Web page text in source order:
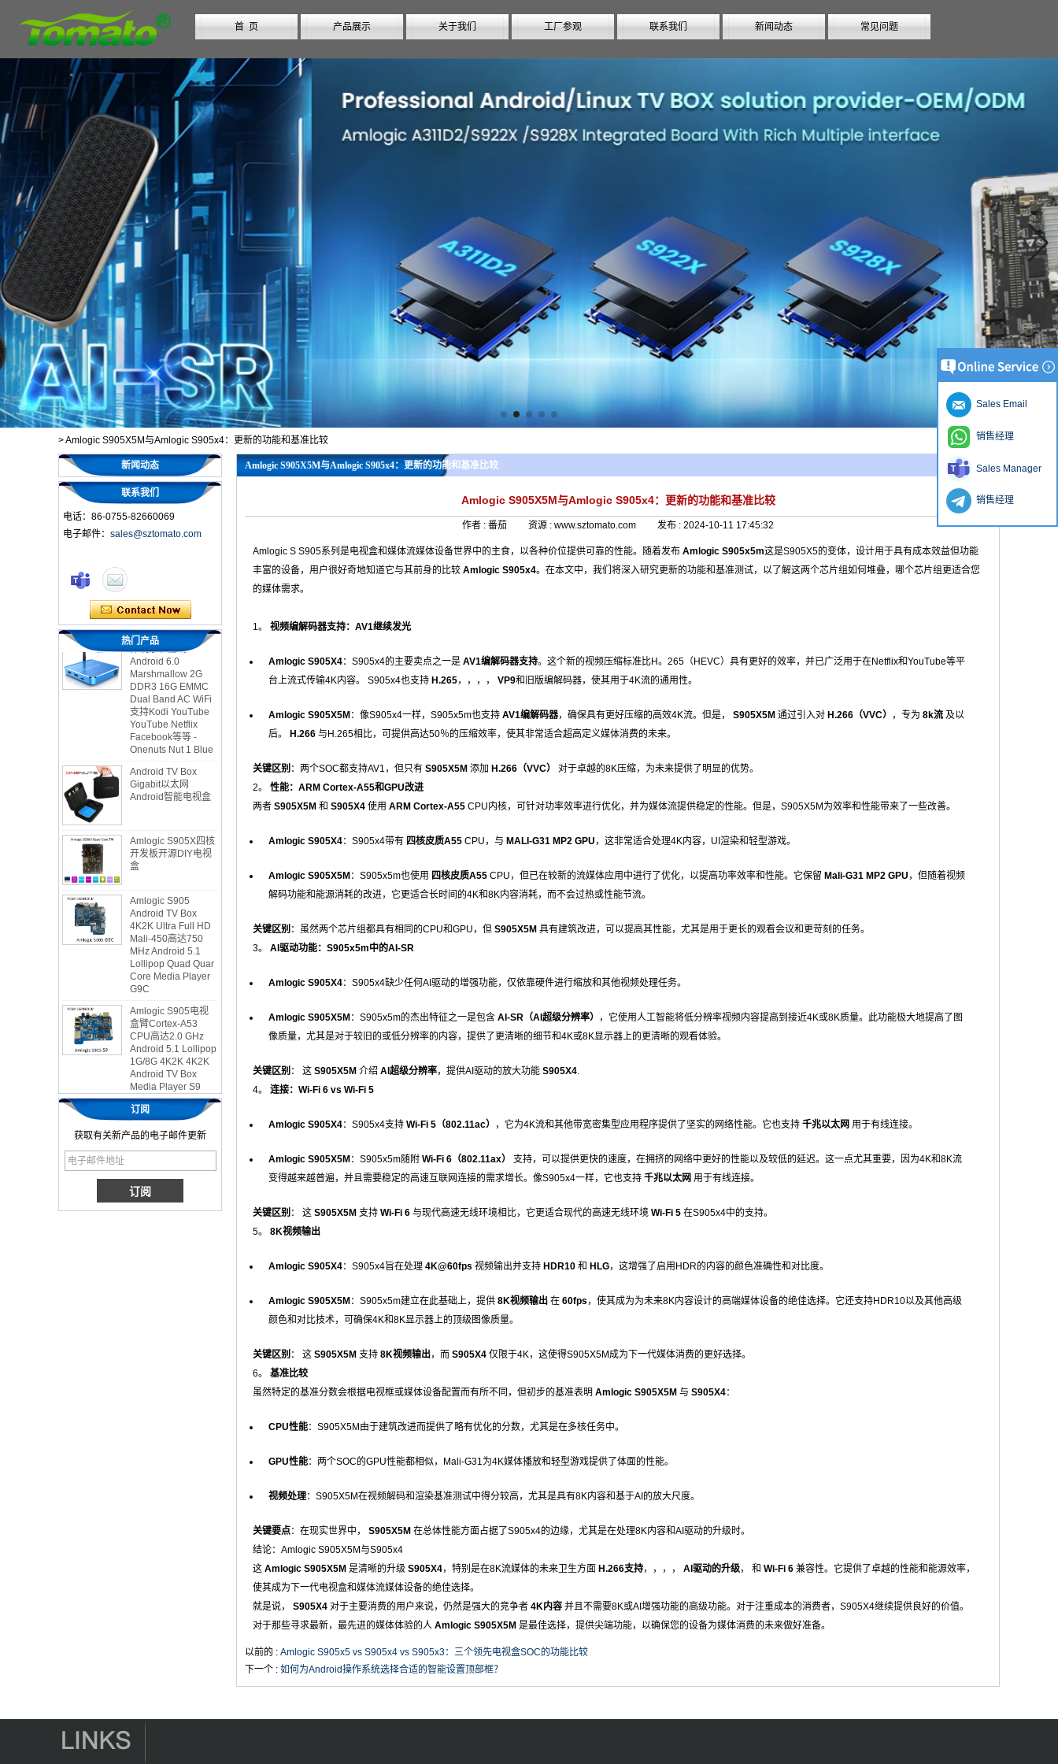
首 页 产品展示 关于我们 工厂参观 联系我们 新闻动态 常见问题
>Amlogic S905X5M与Amlogic S905x4：更新的功能和基准比较
新闻动态
联系我们
电话：86-0755-82660069
电子邮件： sales@sztomato.com
热门产品
2英寸1八颗核心流媒
体玩家和游戏
Android 6.0
Marshmallow 2G
DDR3 16G EMMC
Dual Band AC WiFi
支持Kodi YouTube
YouTube Netflix
Facebook等等 -
Onenuts Nut 1 Blue
Android TV Box
Gigabit以太网
Android智能电视盒
Amlogic S905X四核
开发板开源DIY电视
盒
Amlogic S905
Android TV Box
4K2K Ultra Full HD
Mali-450高达750
MHz Android 5.1
Lollipop Quad Quar
Core Media Player
G9C
Amlogic S905电视
盒臂Cortex-A53
CPU高达2.0 GHz
Android 5.1 Lollipop
1G/8G 4K2K 4K2K
Android TV Box
Media Player S9
最新的Amlogic
S905X电视盒
Android 6.0 OS
Amlogic S905X电视
H.265智能电视盒
x96
带有3G/4G SIM卡插
Amlogic S905
Android TV Box
4K2K Ultra Full HD
订阅
获取有关新产品的电子邮件更新
Amlogic S905X5M与Amlogic S905x4：更新的功能和基准比较
Amlogic S905X5M与Amlogic S905x4：更新的功能和基准比较
作者 : 番茄 资源 : www.sztomato.com 发布 : 2024-10-11 17:45:32
Amlogic S S905系列是电视盒和媒体流媒体设备世界中的主食，以各种价位提供可靠的性能。随着发布 Amlogic S905x5m这是S905X5的变体，设计用于具有成本效益但功能
丰富的设备，用户很好奇地知道它与其前身的比较 Amlogic S905x4。在本文中，我们将深入研究更新的功能和基准测试，以了解这两个芯片组如何堆叠，哪个芯片组更适合您
的媒体需求。
1。 视频编解码器支持：AV1继续发光
Amlogic S905X4：S905x4的主要卖点之一是 AV1编解码器支持。这个新的视频压缩标准比H。265（HEVC）具有更好的效率，并已广泛用于在Netflix和YouTube等平
台上流式传输4K内容。 S905x4也支持 H.265，，，， VP9和旧版编解码器，使其用于4K流的通用性。
Amlogic S905X5M：像S905x4一样，S905x5m也支持 AV1编解码器，确保具有更好压缩的高效4K流。但是， S905X5M 通过引入对 H.266（VVC） ，专为 8k流 及以
后。 H.266 与H.265相比，可提供高达50％的压缩效率，使其非常适合超高定义媒体消费的未来。
关键区别 ：两个SOC都支持AV1，但只有 S905X5M 添加 H.266（VVC）
对于卓越的8K压缩，为未来提供了明显的优势。
2。 性能：ARM Cortex-A55和GPU改进
两者 S905X5M 和 S905X4 使用 ARM Cortex-A55 CPU内核，可针对功率效率进行优化，并为媒体流提供稳定的性能。但是，S905X5M为效率和性能带来了一些改善。
Amlogic S905X4：S905x4带有 四核皮质A55 CPU，与 MALI-G31 MP2 GPU ，这非常适合处理4K内容，UI渲染和轻型游戏。
Amlogic S905X5M：S905x5m也使用 四核皮质A55 CPU，但已在较新的流媒体应用中进行了优化，以提高功率效率和性能。它保留 Mali-G31 MP2 GPU ，但随着视频
解码功能和能源消耗的改进，它更适合长时间的4K和8K内容消耗，而不会过热或性能节流。
关键区别 ：虽然两个芯片组都具有相同的CPU和GPU，但 S905X5M 具有建筑改进，可以提高其性能，尤其是用于更长的观看会议和更苛刻的任务。
3。 AI驱动功能：S905x5m中的AI-SR
Amlogic S905X4：S905x4缺少任何AI驱动的增强功能，仅依靠硬件进行缩放和其他视频处理任务。
Amlogic S905X5M：S905x5m的杰出特征之一是包含 AI-SR（AI超级分辨率）
，它使用人工智能将低分辨率视频内容提高到接近4K或8K质量。此功能极大地提高了图
像质量，尤其是对于较旧的或低分辨率的内容，提供了更清晰的细节和4K或8K显示器上的更清晰的观看体验。
关键区别 ： 这 S905X5M 介绍 AI超级分辨率，提供AI驱动的放大功能 S905X4
4。 连接：Wi-Fi 6 vs Wi-Fi 5
Amlogic S905X4：S905x4支持 Wi-Fi 5（802.11ac） ，它为4K流和其他带宽密集型应用程序提供了坚实的网络性能。它也支持 千兆以太网 用于有线连接。
Amlogic S905X5M：S905x5m随附 Wi-Fi 6（802.11ax）
支持，可以提供更快的速度，在拥挤的网络中更好的性能以及较低的延迟。这一点尤其重要，因为4K和8K流
变得越来越普遍，并且需要稳定的高速互联网连接的需求增长。像S905x4一样，它也支持 千兆以太网 用于有线连接。
关键区别 ： 这 S905X5M 支持 Wi-Fi 6 与现代高速无线环境相比，它更适合现代的高速无线环境 Wi-Fi 5 在S905x4中的支持。
5。 8K视频输出
Amlogic S905X4：S905x4旨在处理 4K@60fps 视频输出并支持 HDR10 和 HLG，这增强了启用HDR的内容的颜色准确性和对比度。
Amlogic S905X5M：S905x5m建立在此基础上，提供 8K视频输出 在 60fps ，使其成为为未来8K内容设计的高端媒体设备的绝佳选择。它还支持HDR10以及其他高级
颜色和对比技术，可确保4K和8K显示器上的顶级图像质量。
关键区别 ： 这 S905X5M 支持 8K视频输出，而 S905X4 仅限于4K，这使得S905X5M成为下一代媒体消费的更好选择。
6。 基准比较
虽然特定的基准分数会根据电视框或媒体设备配置而有所不同，但初步的基准表明 Amlogic S905X5M 与 S905X4：
CPU性能：S905X5M由于建筑改进而提供了略有优化的分数，尤其是在多核任务中。
GPU性能：两个SOC的GPU性能都相似，Mali-G31为4K媒体播放和轻型游戏提供了体面的性能。
视频处理：S905X5M在视频解码和渲染基准测试中得分较高，尤其是具有8K内容和基于AI的放大尺度。
关键要点：在现实世界中， S905X5M 在总体性能方面占据了S905x4的边缘，尤其是在处理8K内容和AI驱动的升级时。
结论：Amlogic S905X5M与S905x4
这 Amlogic S905X5M 是清晰的升级 S905X4，特别是在8K流媒体的未来卫生方面 H.266支持，，，， AI驱动的升级， 和 Wi-Fi 6 兼容性。它提供了卓越的性能和能源效率，
使其成为下一代电视盒和媒体流媒体设备的绝佳选择。
就是说， S905X4 对于主要消费的用户来说，仍然是强大的竞争者 4K内容 并且不需要8K或AI增强功能的高级功能。对于注重成本的消费者，S905X4继续提供良好的价值。
对于那些寻求最新，最先进的媒体体验的人 Amlogic S905X5M 是最佳选择，提供尖端功能，以确保您的设备为媒体消费的未来做好准备。
以前的 : Amlogic S905x5 vs S905x4 vs S905x3：三个领先电视盒SOC的功能比较
下一个 : 如何为Android操作系统选择合适的智能设置顶部框？
Sales Email
销售经理
Sales Manager
销售经理